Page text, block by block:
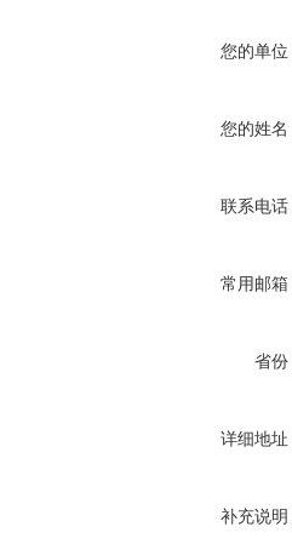
您的单位
您的姓名
联系电话
常用邮箱
省份
详细地址
补充说明